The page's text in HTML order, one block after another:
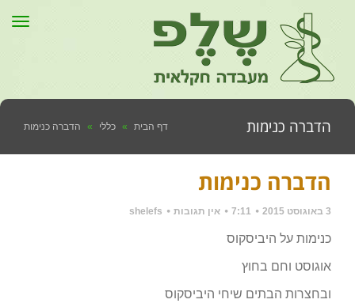
הדברה כנימות דף הבית » כללי » הדברה כנימות
הדברה כנימות
3 באוגוסט 2015 7:11 אין תגובות shelefs
כנימות על היביסקוס
אוגוסט וחם בחוץ
ובחצרות הבתים שיחי היביסקוס